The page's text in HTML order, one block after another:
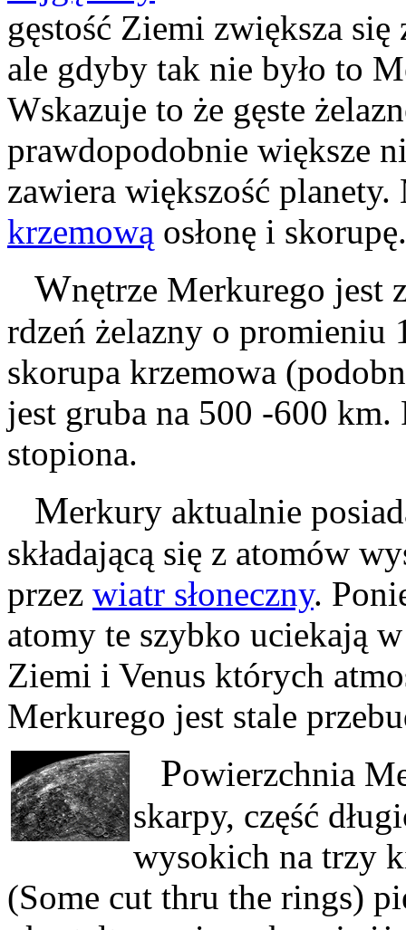
gęstość Ziemi zwiększa
ale gdyby tak nie było to
Wskazuje to że gęste
prawdopodobnie większe
zawiera większość
krzemową osłonę i skorupę.
Wnętrze Merkurego jest
rdzeń żelazny o promieniu
skorupa krzemowa
jest gruba na 500 -600 km.
stopiona.
Merkury aktualnie
składającą się z atomów
przez wiatr słoneczny.
atomy te szybko uciekają
Ziemi i Venus których
Merkurego jest stale
Powierzchnia
skarpy, część
wysokich na trzy
(Some cut thru the rings)